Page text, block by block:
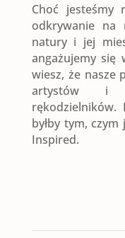
Choć jesteśmy
odkrywanie na
natury i jej
angażujemy się
wiesz, że nasze
artystów i
byłby tym, czym
Inspired.